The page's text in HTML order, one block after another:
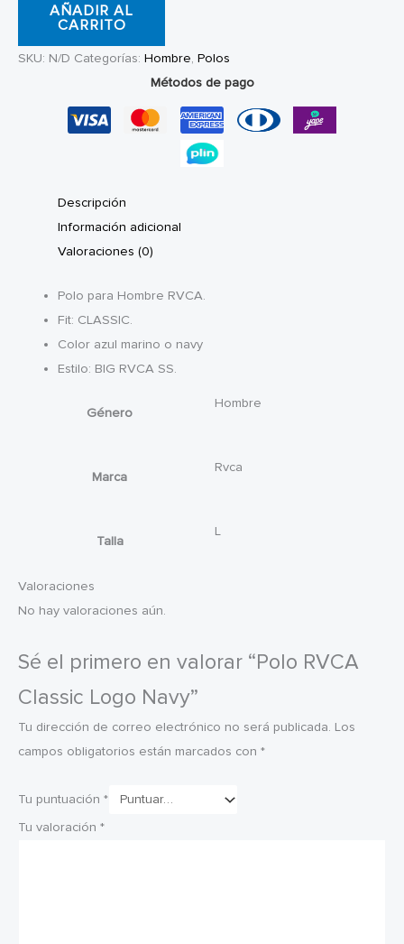
Classic
Navy
AÑADIR AL
CARRITO
SKU: N/D Categorías: Hombre, Polos
Métodos de pago
Descripción
Información adicional
Valoraciones (0)
Polo para Hombre RVCA.
Fit: CLASSIC.
Color azul marino o navy
Estilo: BIG RVCA SS.
Género
Hombre
Marca
Rvca
Talla
L
Valoraciones
No hay valoraciones aún.
Sé el primero en valorar “Polo RVCA
Classic Logo Navy”
Tu dirección de correo electrónico no será publicada. Los
campos obligatorios están marcados con *
Tu puntuación *
Tu valoración *